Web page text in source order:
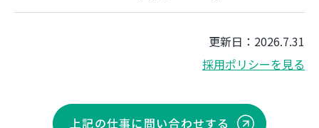
更新日：2026.7.31
採用ポリシーを見る
上記の仕事に問い合わせする